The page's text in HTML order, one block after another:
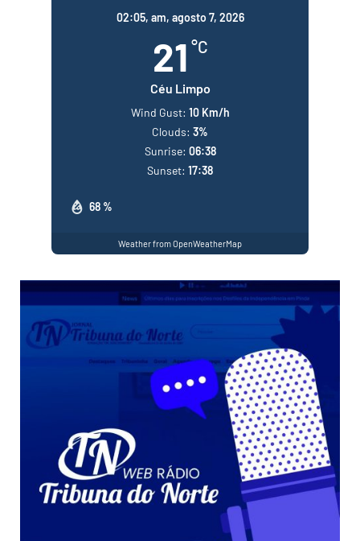
02:05, am, agosto 7, 2026
21 °C
Céu Limpo
68 %
Wind Gust: 10 Km/h
Clouds: 3%
Sunrise: 06:38
Sunset: 17:38
Weather from OpenWeatherMap